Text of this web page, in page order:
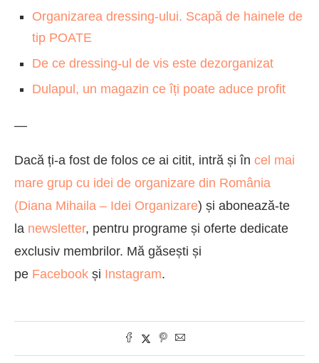
Organizarea dressing-ului. Scapă de hainele de
tip POATE
De ce dressing-ul de vis este dezorganizat
Dulapul, un magazin ce îți poate aduce profit
—
Dacă ți-a fost de folos ce ai citit, intră și în cel mai
mare grup cu idei de organizare din România
(Diana Mihaila – Idei Organizare) și abonează-te
la newsletter, pentru programe și oferte dedicate
exclusiv membrilor. Mă găsești și
pe Facebook și Instagram.